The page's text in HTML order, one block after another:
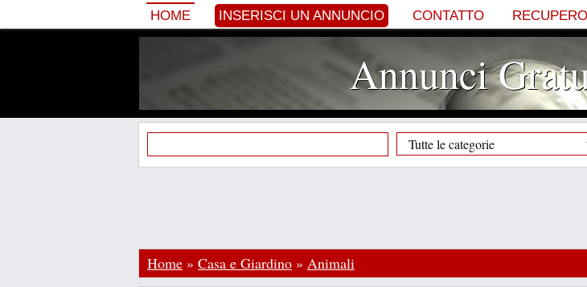
HOME INSERISCI UN ANNUNCIO CONTATTO
Annunci
Home » Casa e Giardino » Animali